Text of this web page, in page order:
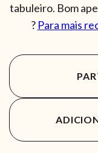
tabuleiro. Bom
? Para mais